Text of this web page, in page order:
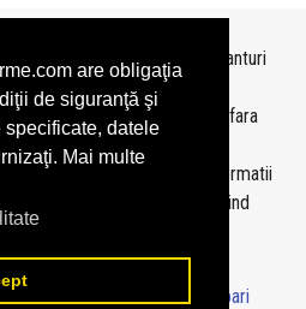
are obligaţia
de siguranţă şi
datele
Mai multe
pe baza ultimelor bilanturi
fara acordul TopFirme si fara
topuri personalizate
sau informatii
rugam sa ne contactati folosind
si conditii-Contact-Intrebari